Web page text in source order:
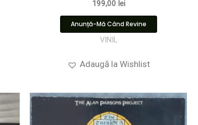
199,00 lei
Anunță-Mă Când Revine
VINIL
Adaugă la Wishlist